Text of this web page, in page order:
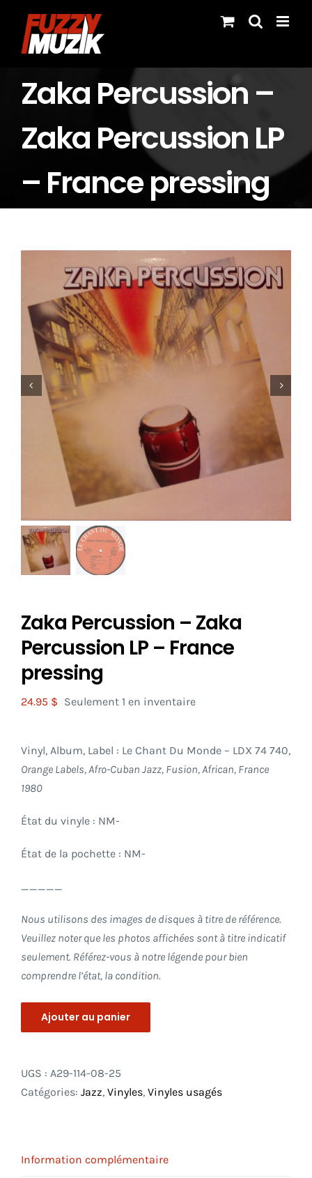
content
Zaka Percussion –
Zaka Percussion LP
– France pressing
Zaka Percussion – Zaka
Percussion LP – France
pressing
24.95 $ Seulement 1 en inventaire
Vinyl, Album, Label : Le Chant Du Monde – LDX 74 740,
Orange Labels, Afro-Cuban Jazz, Fusion, African, France
1980
État du vinyle : NM-
État de la pochette : NM-
_____
Nous utilisons des images de disques à titre de référence.
Veuillez noter que les photos affichées sont à titre indicatif
seulement. Référez-vous à notre légende pour bien
comprendre l’état, la condition.
Ajouter au panier
UGS : A29-114-08-25
Catégories: Jazz, Vinyles, Vinyles usagés
Information complémentaire